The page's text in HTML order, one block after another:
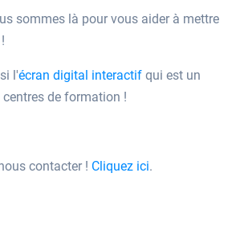
sommes là pour vous aider à mettre
l'écran digital interactif qui est un
de formation !
contacter ! Cliquez ici.